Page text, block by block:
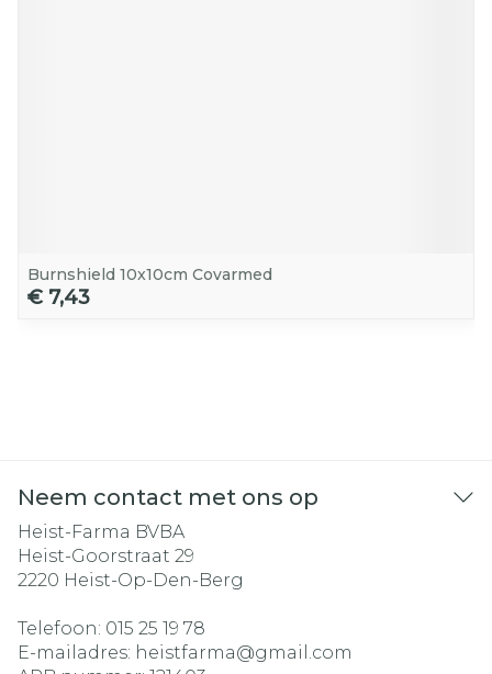
Burnshield 10x10cm Covarmed
€ 7,43
Neem contact met ons op
Heist-Farma BVBA
Heist-Goorstraat 29
2220 Heist-Op-Den-Berg
Telefoon: 015 25 19 78
E-mailadres: heistfarma@gmail.com